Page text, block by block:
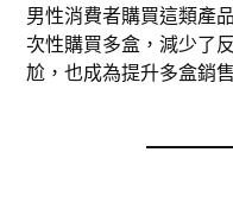
男性消費者購買這類產
次性購買多盒，減少了
尬，也成為提升多盒銷